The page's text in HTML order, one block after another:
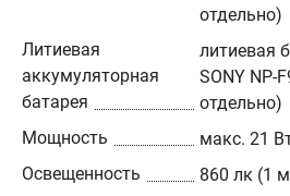
отдельно)
Литиевая
аккумуляторная
батарея
литиевая
SONY NP-
отдельно)
Мощность
макс. 21
Освещенность
860 лк (1